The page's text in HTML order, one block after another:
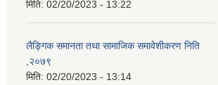
मिति: 02/20/2023 - 13:22
लैङ्गिक समानता तथा सामाजिक समावेशीकरण निति
,२०७९
मिति: 02/20/2023 - 13:14